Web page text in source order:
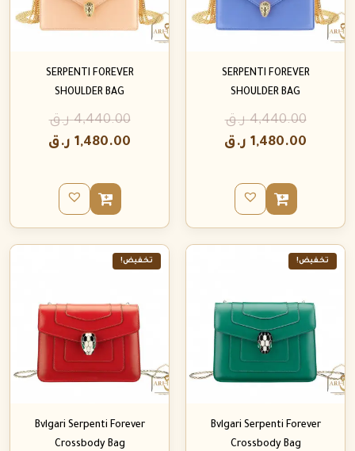
SERPENTI FOREVER
SHOULDER BAG
4,440.00 ر.ق
1,480.00 ر.ق
SERPENTI FOREVER
SHOULDER BAG
4,440.00 ر.ق
1,480.00 ر.ق
تخفيض!
Bvlgari Serpenti Forever
Crossbody Bag
تخفيض!
Bvlgari Serpenti Forever
Crossbody Bag